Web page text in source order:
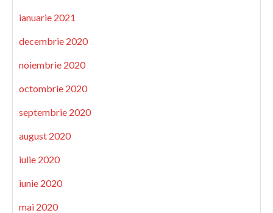
ianuarie 2021
decembrie 2020
noiembrie 2020
octombrie 2020
septembrie 2020
august 2020
iulie 2020
iunie 2020
mai 2020